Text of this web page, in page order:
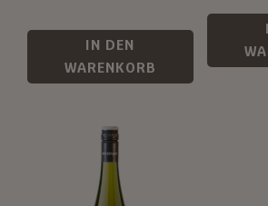
IN DEN
WARENKORB